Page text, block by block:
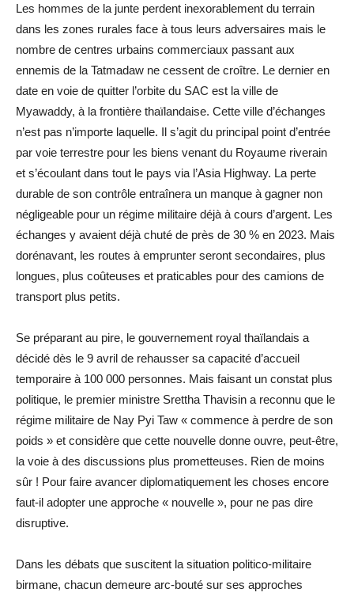
Les hommes de la junte perdent inexorablement du terrain
dans les zones rurales face à tous leurs adversaires mais le
nombre de centres urbains commerciaux passant aux
ennemis de la Tatmadaw ne cessent de croître. Le dernier en
date en voie de quitter l’orbite du SAC est la ville de
Myawaddy, à la frontière thaïlandaise. Cette ville d’échanges
n’est pas n’importe laquelle. Il s’agit du principal point d’entrée
par voie terrestre pour les biens venant du Royaume riverain
et s’écoulant dans tout le pays via l’Asia Highway. La perte
durable de son contrôle entraînera un manque à gagner non
négligeable pour un régime militaire déjà à cours d’argent. Les
échanges y avaient déjà chuté de près de 30 % en 2023. Mais
dorénavant, les routes à emprunter seront secondaires, plus
longues, plus coûteuses et praticables pour des camions de
transport plus petits.
Se préparant au pire, le gouvernement royal thaïlandais a
décidé dès le 9 avril de rehausser sa capacité d’accueil
temporaire à 100 000 personnes. Mais faisant un constat plus
politique, le premier ministre Srettha Thavisin a reconnu que le
régime militaire de Nay Pyi Taw « commence à perdre de son
poids » et considère que cette nouvelle donne ouvre, peut-être,
la voie à des discussions plus prometteuses. Rien de moins
sûr ! Pour faire avancer diplomatiquement les choses encore
faut-il adopter une approche « nouvelle », pour ne pas dire
disruptive.
Dans les débats que suscitent la situation politico-militaire
birmane, chacun demeure arc-bouté sur ses approches